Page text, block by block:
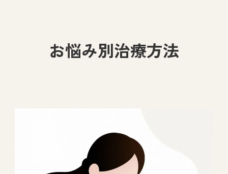
お悩み別治療方法